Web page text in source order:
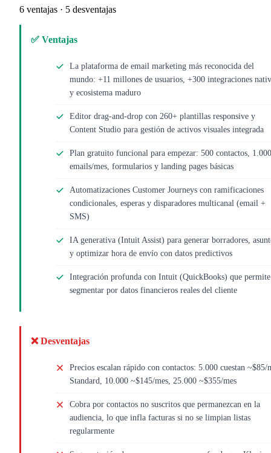
6 ventajas · 5 desventajas
✅ Ventajas
La plataforma de email marketing más reconocida del
mundo: +11 millones de usuarios, +300 integraciones
y ecosistema maduro
Editor drag-and-drop con 260+ plantillas responsive y
Content Studio para gestión de activos visuales integrada
Plan gratuito funcional para empezar: 500 contactos, 1.000
emails/mes, formularios y landing pages básicas
Automatizaciones Customer Journeys con ramificaciones
condicionales, esperas y disparadores multicanal (email +
SMS)
IA generativa (Intuit Assist) para generar borradores,
y optimizar hora de envío con datos predictivos
Integración profunda con Intuit (QuickBooks) que permite
segmentar por datos financieros reales del cliente
❌ Desventajas
Precios escalan rápido con contactos: 5.000 cuestan ~$85/
Standard, 10.000 ~$145/mes, 25.000 ~$355/mes
Cobra por contactos no suscritos que permanezcan en la
audiencia, lo que infla facturas si no se limpian listas
regularmente